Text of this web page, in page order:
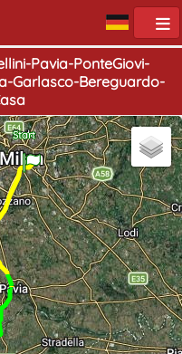
Pavia-PonteGiovi-
Garlasco-Bereguardo-
Start
Ende